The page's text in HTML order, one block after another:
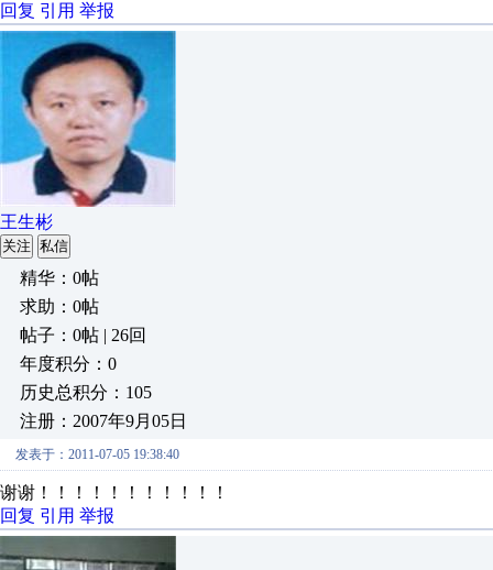
回复 引用 举报
王生彬
关注 私信
精华：0帖
求助：0帖
帖子：0帖 | 26回
年度积分：0
历史总积分：105
注册：2007年9月05日
发表于：2011-07-05 19:38:40
谢谢！！！！！！！！！！！
回复 引用 举报